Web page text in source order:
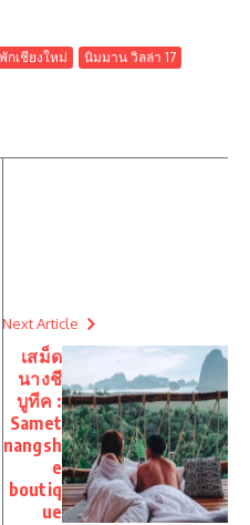
กเชียงใหม่
นิมมาน วิลล่า 17
Next Article
เสม็ด
นางชี
บูทีค :
Samet
nangsh
e
boutiq
ue